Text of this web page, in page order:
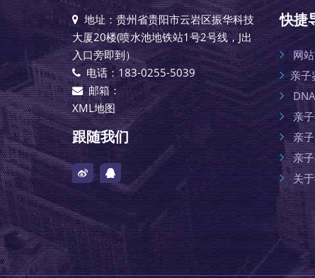
地址：贵州省贵阳市云岩区振华科技
大厦20楼(喷水池地铁站1号2号线，J出
入口旁即到）
电话：183-0255-5039
邮箱：
XML地图
跟随我们
快捷
网
亲子
亲
亲
亲子
关